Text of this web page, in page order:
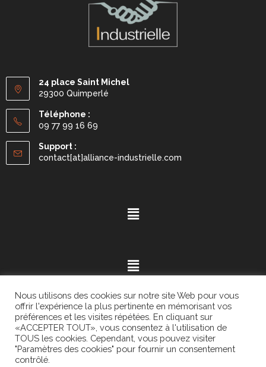
24 place Saint Michel
29300 Quimperlé
Téléphone :
09 77 99 16 69
Support :
contact[at]alliance-industrielle.com
Mention légales - ©2021.Alvaria. All Rights Reserved.
Nous utilisons des cookies sur notre site Web pour vous
offrir l'expérience la plus pertinente en mémorisant vos
préférences et les visites répétées. En cliquant sur
«ACCEPTER TOUT», vous consentez à l'utilisation de
TOUS les cookies. Cependant, vous pouvez visiter
"Paramètres des cookies" pour fournir un consentement
contrôlé.